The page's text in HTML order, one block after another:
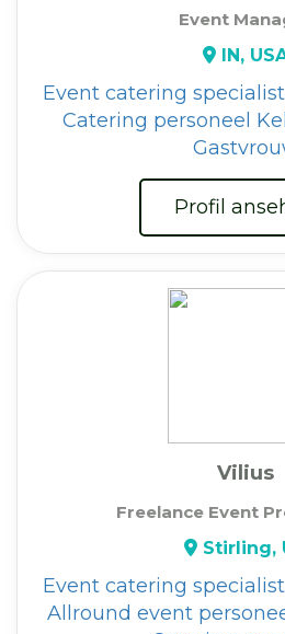
Event
IN,
Event catering specialist
Catering personeel
Profil
Vilius
Freelance Event
Stirling,
Event catering specialist
Allround event